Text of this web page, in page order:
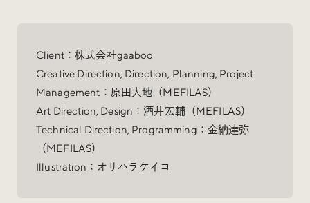
Client：株式会社gaaboo
Creative Direction, Direction, Planning, Project
Management：原田大地（MEFILAS）
Art Direction, Design：酒井宏輔（MEFILAS）
Technical Direction, Programming：金納達弥
（MEFILAS）
Illustration：オリハラケイコ